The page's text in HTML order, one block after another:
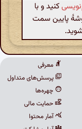
کنید و با
پایین سمت
معرفی
پرسش‌های متداول
چهره‌ها
حمایت مالی
آمار محتوا